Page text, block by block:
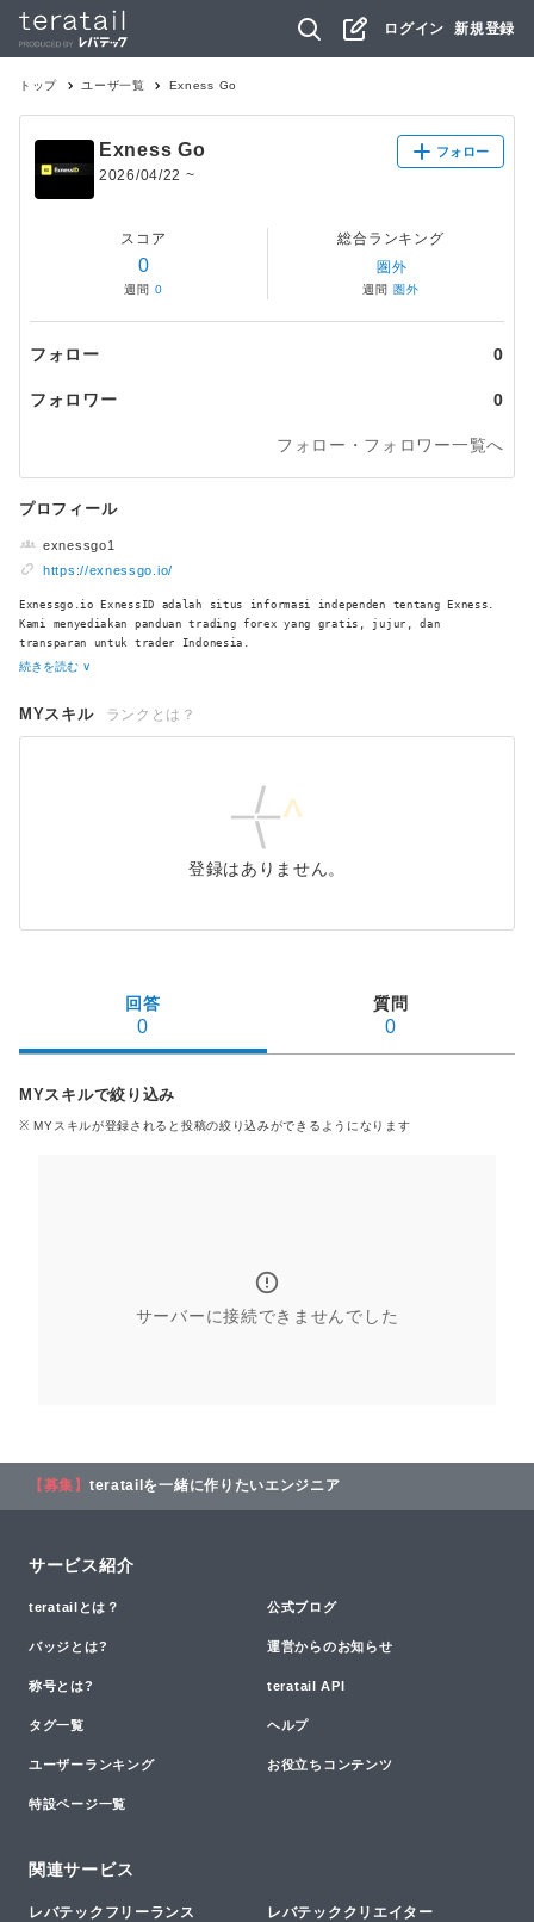
ログイン 新規登録
トップ ユーザ一覧 Exness Go
Exness Go
2026/04/22 ~
フォロー
スコア
0
週間 0
総合ランキング
圏外
週間 圏外
フォロー 0
フォロワー 0
フォロー・フォロワー一覧へ
プロフィール
exnessgo1
https://exnessgo.io/
Exnessgo.io ExnessID adalah situs informasi independen tentang Exness.
Kami menyediakan panduan trading forex yang gratis, jujur, dan
transparan untuk trader Indonesia.
続きを読む ∨
MYスキル ランクとは？
登録はありません。
回答
0
質問
0
MYスキルで絞り込み
※ MYスキルが登録される と投稿の絞り込みができるようになります
サーバーに接続できませんでした
【募集】 teratailを一緒に作りたいエンジニア
サービス紹介
teratailとは？ 公式ブログ
バッジとは? 運営からのお知らせ
称号とは? teratail API
タグ一覧 ヘルプ
ユーザーランキング お役立ちコンテンツ
特設ページ一覧
関連サービス
レバテックフリーランス レバテッククリエイター